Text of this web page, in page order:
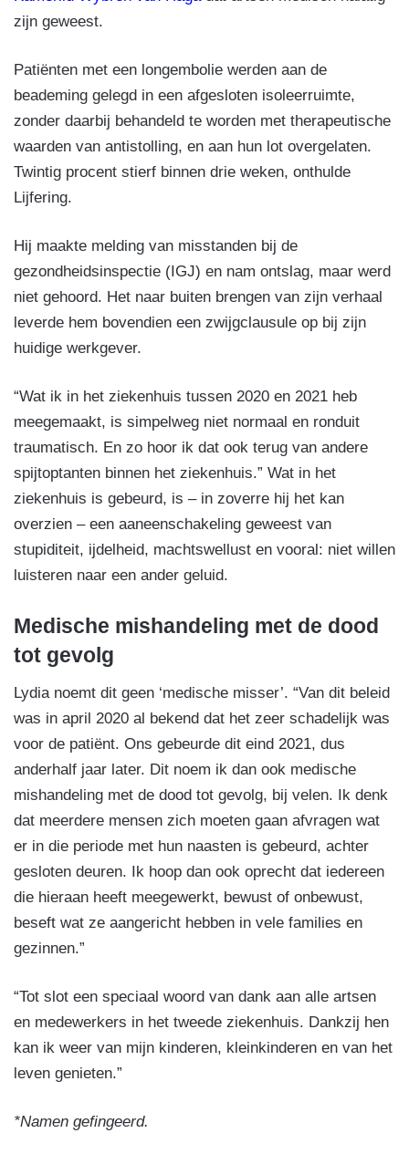
zijn geweest.
Patiënten met een longembolie werden aan de
beademing gelegd in een afgesloten isoleerruimte,
zonder daarbij behandeld te worden met therapeutische
waarden van antistolling, en aan hun lot overgelaten.
Twintig procent stierf binnen drie weken, onthulde
Lijfering.
Hij maakte melding van misstanden bij de
gezondheidsinspectie (IGJ) en nam ontslag, maar werd
niet gehoord. Het naar buiten brengen van zijn verhaal
leverde hem bovendien een zwijgclausule op bij zijn
huidige werkgever.
“Wat ik in het ziekenhuis tussen 2020 en 2021 heb
meegemaakt, is simpelweg niet normaal en ronduit
traumatisch. En zo hoor ik dat ook terug van andere
spijtoptanten binnen het ziekenhuis.” Wat in het
ziekenhuis is gebeurd, is – in zoverre hij het kan
overzien – een aaneenschakeling geweest van
stupiditeit, ijdelheid, machtswellust en vooral: niet willen
luisteren naar een ander geluid.
Medische mishandeling met de dood
tot gevolg
Lydia noemt dit geen ‘medische misser’. “Van dit beleid
was in april 2020 al bekend dat het zeer schadelijk was
voor de patiënt. Ons gebeurde dit eind 2021, dus
anderhalf jaar later. Dit noem ik dan ook medische
mishandeling met de dood tot gevolg, bij velen. Ik denk
dat meerdere mensen zich moeten gaan afvragen wat
er in die periode met hun naasten is gebeurd, achter
gesloten deuren. Ik hoop dan ook oprecht dat iedereen
die hieraan heeft meegewerkt, bewust of onbewust,
beseft wat ze aangericht hebben in vele families en
gezinnen.”
“Tot slot een speciaal woord van dank aan alle artsen
en medewerkers in het tweede ziekenhuis. Dankzij hen
kan ik weer van mijn kinderen, kleinkinderen en van het
leven genieten.”
*Namen gefingeerd.